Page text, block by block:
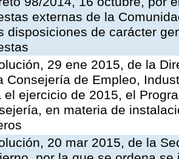
externas de la
disposiciones de carácter
29 ene 2015, de la
Consejería de Empleo,
el ejercicio de 2015, el
en materia de
20 mar 2015, de la